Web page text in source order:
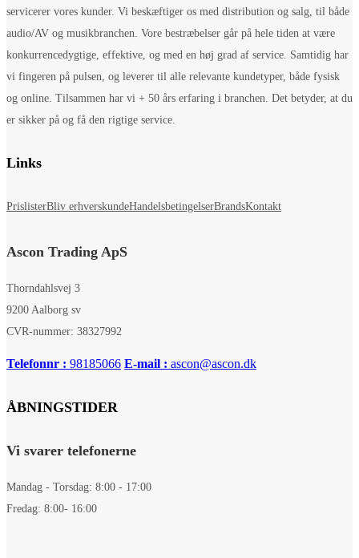
servicerer vores kunder. Vi beskæftiger os med distribution og salg, til både
audio/AV og musikbranchen. Vore bestræbelser går på hele tiden at være
konkurrencedygtige, effektive, og med en høj grad af service. Samtidig har
vi fingeren på pulsen, og leverer til alle relevante kundetyper, både fysisk
og online. Tilsammen har vi + 50 års erfaring i branchen. Det betyder, at du
er sikker på og få den rigtige service.
Links
PrislisterBliv erhverskundeHandelsbetingelserBrandsKontakt
Ascon Trading ApS
Thorndahlsvej 3
9200 Aalborg sv
CVR-nummer: 38327992
Telefonnr : 98185066 E-mail : ascon@ascon.dk
ÅBNINGSTIDER
Vi svarer telefonerne
Mandag - Torsdag: 8:00 - 17:00
Fredag: 8:00- 16:00